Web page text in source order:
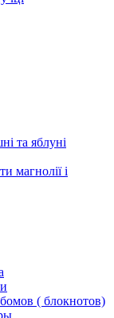
та яблуні
магнолії і
( блокнотов)